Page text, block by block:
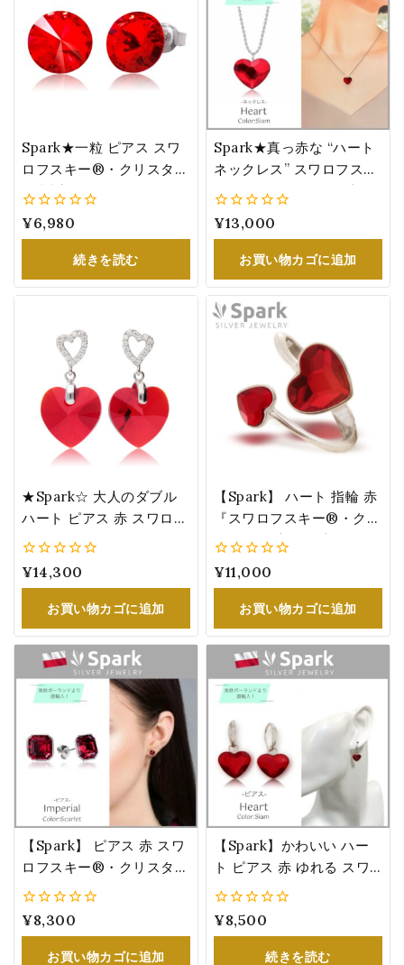
Spark★一粒 ピアス スワ
ロフスキー®・クリスタル
1月誕生石カラー：ガーネ
8.3mm K1122SS39LSI
0
5
¥6,980
続きを読む
Spark★真っ赤な “ハート
ネックレス” スワロフスキ
ー®・クリスタル 可愛い
レゼント シャム N2808SI
0
5
¥13,000
お買い物カゴに追加
★Spark☆ 大人のダブル
ハート ピアス 赤 スワロフ
スキー®・クリスタル 1月
(ライト・シャム) 誕生日
プレゼント KC622814LSI
0
5
¥14,300
お買い物カゴに追加
【Spark】 ハート 指輪 赤
『スワロフスキー®・クリ
スタル』 大人可愛い リン
プレゼント 誕生日
0
5
¥11,000
お買い物カゴに追加
【Spark】 ピアス 赤 スワ
ロフスキー®・クリスタル
レディース 大人 エレガン
Swarovski® Crystals 誕
生日 プレゼント
0
5
¥8,300
お買い物カゴに追加
【Spark】かわいい ハー
ト ピアス 赤 ゆれる スワ
ロフスキー®・クリスタル
ット(シャム) Swarovski®
Crystals KW2808SI
0
5
¥8,500
続きを読む